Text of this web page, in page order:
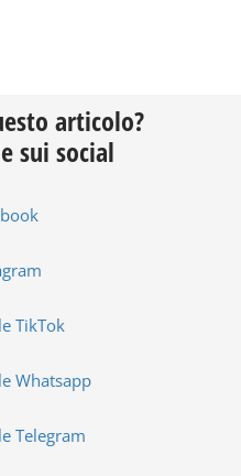
articolo?
sui social
TikTok
Whatsapp
Telegram